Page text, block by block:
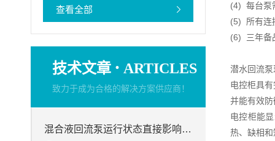
查看全部
技术文章 · ARTICLES
致力于成为合格的解决方案供应商！
混合液回流泵运行状态直接影响整个工艺流程的稳定性与效率
(4) 每台泵
(5) 所有连
(6) 三年备
潜水回流
电控柜具
并能有效
电控柜能
热、缺相